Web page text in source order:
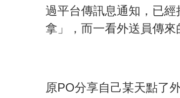
過平台傳訊息通知，已
拿」，而一看外送員傳
原PO分享自己某天點了